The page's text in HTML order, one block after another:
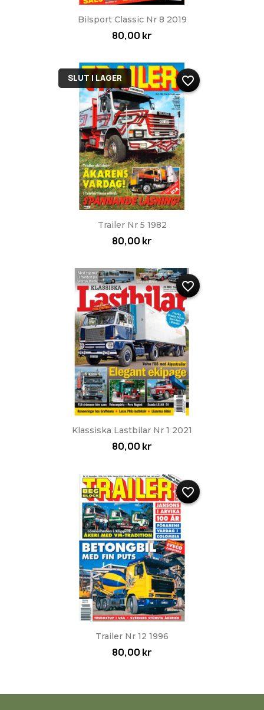
Bilsport Classic Nr 8 2019
80,00 kr
Trailer Nr 5 1982
80,00 kr
SLUT I LAGER favorite_border
Klassiska Lastbilar Nr 1 2021
80,00 kr
favorite_border
Trailer Nr 12 1996
80,00 kr
favorite_border